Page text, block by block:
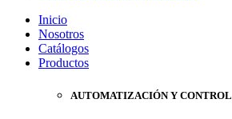
Inicio
Nosotros
Catálogos
Productos
AUTOMATIZACIÓN Y CONTROL